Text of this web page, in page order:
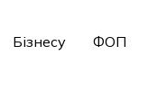
Бізнесу ФОП